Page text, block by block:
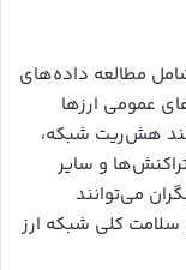
مطالعه داده‌های
عمومی ارزها
هش‌ریت شبکه،
و سایر
می‌توانند
سلامت کلی شبکه ارز